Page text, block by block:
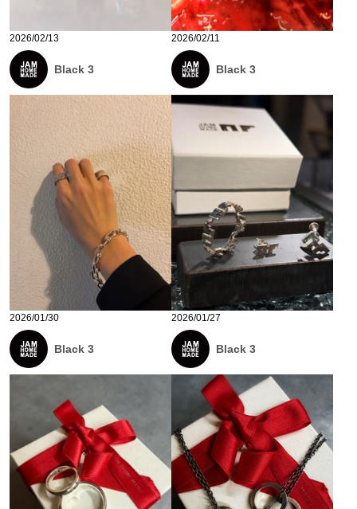
2026/02/13
Black 3
2026/02/11
Black 3
2026/01/30
Black 3
2026/01/27
Black 3